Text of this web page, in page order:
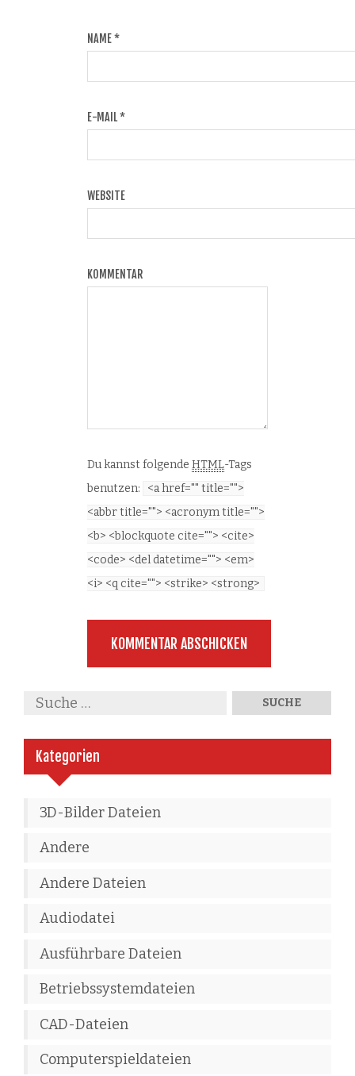
NAME*
E-MAIL*
WEBSITE
KOMMENTAR
Du kannst folgende HTML-Tags
benutzen:
<a href="" title="">
<abbr title=""> <acronym title="">
<b> <blockquote cite=""> <cite>
<code> <del datetime=""> <em>
<i> <q cite=""> <strike> <strong>
Kategorien
3D-Bilder Dateien
Andere
Andere Dateien
Audiodatei
Ausführbare Dateien
Betriebssystemdateien
CAD-Dateien
Computerspieldateien